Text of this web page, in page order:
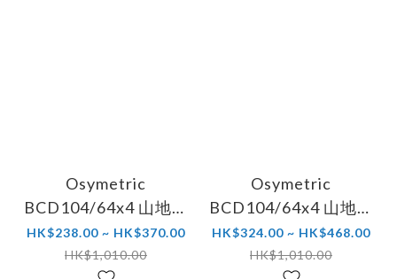
Osymetric
BCD104/64x4 山地車
雙凸輪 (兼容Sram X0
Stronglight)
HK$238.00 ~ HK$370.00
HK$1,010.00
Osymetric
BCD104/64x4 山地車
雙凸輪 (兼容Shimano
XT FC M785)
HK$324.00 ~ HK$468.00
HK$1,010.00